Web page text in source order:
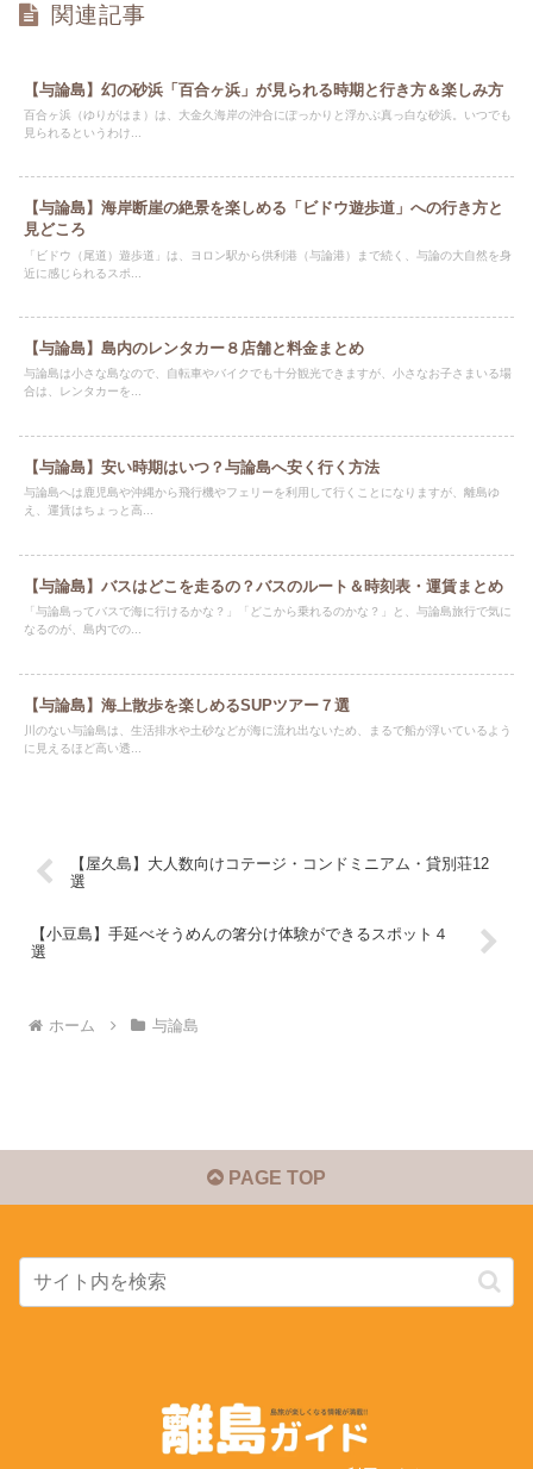
関連記事
【与論島】幻の砂浜「百合ヶ浜」が見られる時期と行き方＆楽しみ方
百合ヶ浜（ゆりがはま）は、大金久海岸の沖合にぽっかりと浮かぶ真っ白な砂浜。いつでも
見られるというわけ...
【与論島】海岸断崖の絶景を楽しめる「ビドウ遊歩道」への行き方と
見どころ
「ビドウ（尾道）遊歩道」は、ヨロン駅から供利港（与論港）まで続く、与論の大自然を身
近に感じられるスポ...
【与論島】島内のレンタカー８店舗と料金まとめ
与論島は小さな島なので、自転車やバイクでも十分観光できますが、小さなお子さまいる場
合は、レンタカーを...
【与論島】安い時期はいつ？与論島へ安く行く方法
与論島へは鹿児島や沖縄から飛行機やフェリーを利用して行くことになりますが、離島ゆ
え、運賃はちょっと高...
【与論島】バスはどこを走るの？バスのルート＆時刻表・運賃まとめ
「与論島ってバスで海に行けるかな？」「どこから乗れるのかな？」と、与論島旅行で気に
なるのが、島内での...
【与論島】海上散歩を楽しめるSUPツアー７選
川のない与論島は、生活排水や土砂などが海に流れ出ないため、まるで船が浮いているよう
に見えるほど高い透...
【屋久島】大人数向けコテージ・コンドミニアム・貸別荘12
選
【小豆島】手延べそうめんの箸分け体験ができるスポット４
選
ホーム 与論島
PAGE TOP